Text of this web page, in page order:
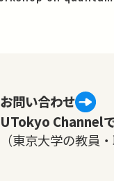
お問い合わせ
UTokyo Channel
（東京大学の教員